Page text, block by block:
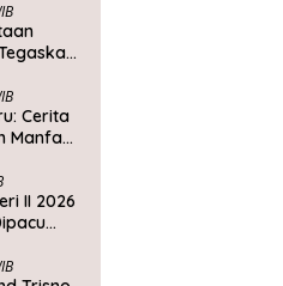
Cerita
Manfaat
II 2026